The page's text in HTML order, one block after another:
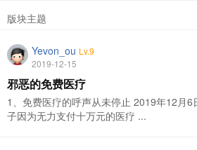
版块主题
Yevon_ou Lv.9
2019-12-15
邪恶的免费医疗
1、免费医疗的呼声从未停止 2019年12月6
子因为无力支付十万元的医疗 ...